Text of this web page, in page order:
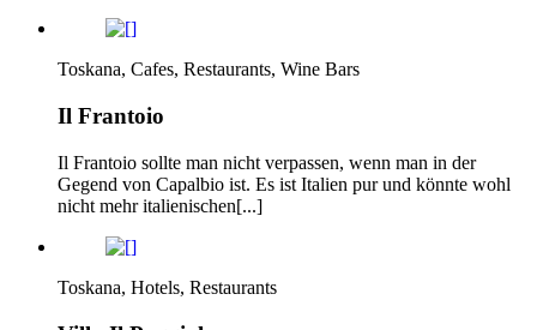
Toskana, Cafes, Restaurants, Wine Bars
Il Frantoio
Il Frantoio sollte man nicht verpassen, wenn man in der
Gegend von Capalbio ist. Es ist Italien pur und könnte wohl
nicht mehr italienischen[...]
Toskana, Hotels, Restaurants